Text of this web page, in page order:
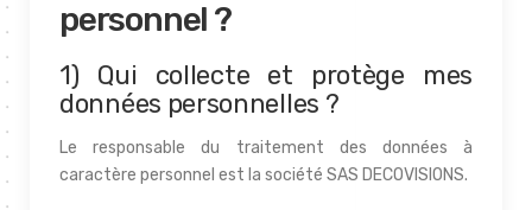
personnel ?
1) Qui collecte et protège mes
données personnelles ?
Le responsable du traitement des données à
caractère personnel est la société SAS DECOVISIONS.